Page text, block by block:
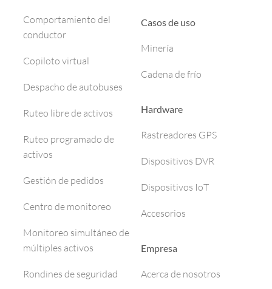
Comportamiento del
conductor
Copiloto virtual
Despacho de autobuses
Ruteo libre de activos
Ruteo programado de
activos
Gestión de pedidos
Centro de monitoreo
Monitoreo simultáneo de
múltiples activos
Rondines de seguridad
Casos de uso
Minería
Cadena de frío
Hardware
Rastreadores GPS
Dispositivos DVR
Dispositivos IoT
Accesorios
Empresa
Acerca de nosotros